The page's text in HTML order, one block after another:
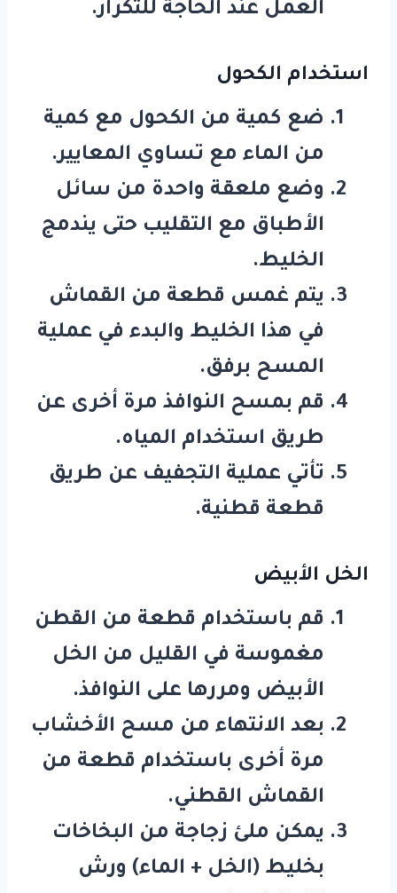
العمل عند الحاجة للتكرار.
استخدام الكحول
ضع كمية من الكحول مع كمية
من الماء مع تساوي المعايير.
وضع ملعقة واحدة من سائل
الأطباق مع التقليب حتى يندمج
الخليط.
يتم غمس قطعة من القماش
في هذا الخليط والبدء في عملية
المسح برفق.
قم بمسح النوافذ مرة أخرى عن
طريق استخدام المياه.
تأتي عملية التجفيف عن طريق
قطعة قطنية.
الخل الأبيض
قم باستخدام قطعة من القطن
مغموسة في القليل من الخل
الأبيض ومررها على النوافذ.
بعد الانتهاء من مسح الأخشاب
مرة أخرى باستخدام قطعة من
القماش القطني.
يمكن ملئ زجاجة من البخاخات
بخليط (الخل + الماء) ورش